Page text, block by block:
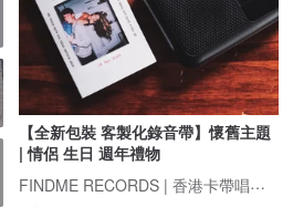
【全新包裝 客製化錄音帶】懷舊主題
| 情侶 生日 週年禮物
FINDME RECORDS | 香港卡帶唱片生活店